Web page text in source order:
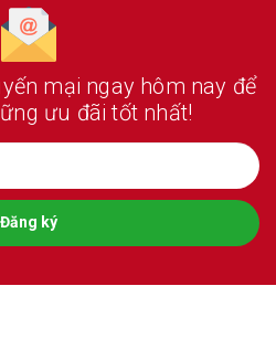
mại ngay hôm nay để
ưu đãi tốt nhất!
Đăng ký